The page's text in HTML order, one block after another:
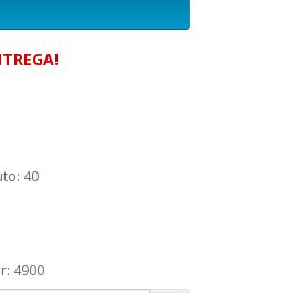
40
4900